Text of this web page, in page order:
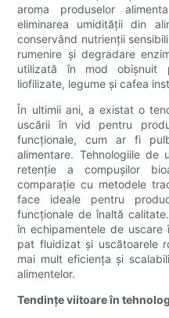
aroma produselor
eliminarea umidității din
conservând nutrienții
rumenire și degradare
utilizată în mod obișnuit
liofilizate, legume și cafea
În ultimii ani, a existat o
uscării în vid pentru
funcționale, cum ar fi
alimentare. Tehnologiile
retenție a compușilor
comparație cu metodele
face ideale pentru
funcționale de înaltă
în echipamentele de
pat fluidizat și uscătoarele
mai mult eficiența și
alimentelor.
Tendințe viitoare în